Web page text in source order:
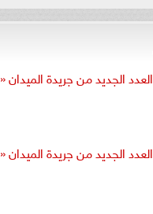
العدد الجديد من جريدة الميدان «1027»
العدد الجديد من جريدة الميدان «1022»